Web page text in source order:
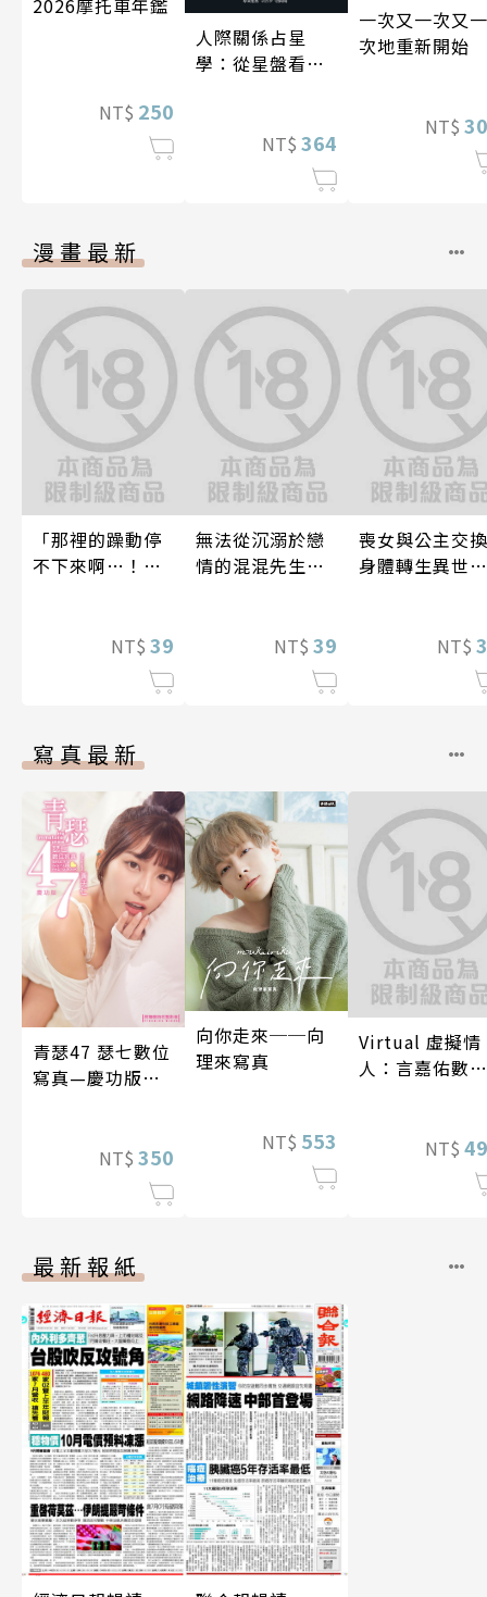
2026摩托車年鑑
NT$ 250
人際關係占星
學：從星盤看見
NT$ 364
一次又一次又一
次地重新開始
NT$
漫畫最新
「那裡的躁動停
不下來啊…！」
滿人電車(第18
NT$ 39
無法從沉溺於戀
情的混混先生
NT$ 39
喪女與公主交換
身體轉生異世界
NT$
寫真最新
青瑟47 瑟七數位
寫真—慶功版
NT$ 350
向你走來──向
理來寫真
NT$ 553
Virtual 虛擬情
人：言嘉佑數位
NT$
最新報紙